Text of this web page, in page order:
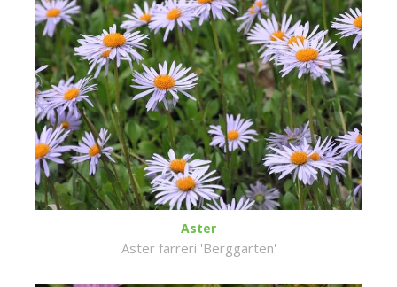
Aster
Aster farreri 'Berggarten'